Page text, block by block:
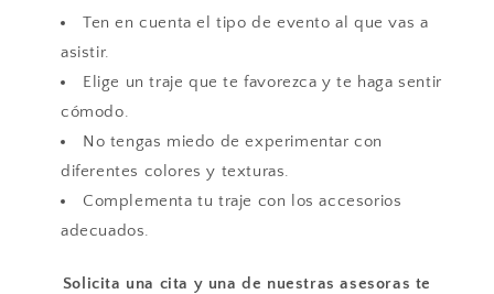
Ten en cuenta el tipo de evento al que vas a
asistir.
Elige un traje que te favorezca y te haga sentir
cómodo.
No tengas miedo de experimentar con
diferentes colores y texturas.
Complementa tu traje con los accesorios
adecuados.
Solicita una cita y una de nuestras asesoras te